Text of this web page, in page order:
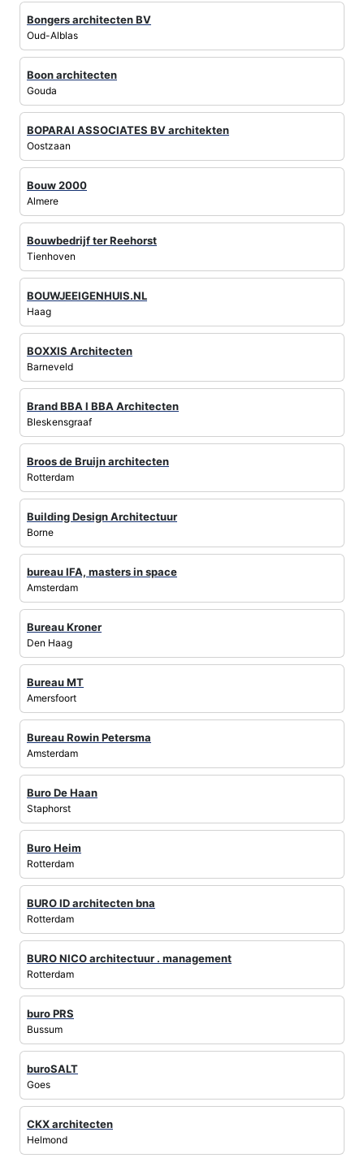
Bongers architecten BV
Oud-Alblas
Boon architecten
Gouda
BOPARAI ASSOCIATES BV architekten
Oostzaan
Bouw 2000
Almere
Bouwbedrijf ter Reehorst
Tienhoven
BOUWJEEIGENHUIS.NL
Haag
BOXXIS Architecten
Barneveld
Brand BBA l BBA Architecten
Bleskensgraaf
Broos de Bruijn architecten
Rotterdam
Building Design Architectuur
Borne
bureau IFA, masters in space
Amsterdam
Bureau Kroner
Den Haag
Bureau MT
Amersfoort
Bureau Rowin Petersma
Amsterdam
Buro De Haan
Staphorst
Buro Heim
Rotterdam
BURO ID architecten bna
Rotterdam
BURO NICO architectuur . management
Rotterdam
buro PRS
Bussum
buroSALT
Goes
CKX architecten
Helmond